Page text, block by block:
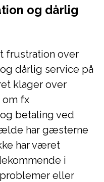
og dårlig
frustration over
dårlig service på
klager over
om fx
betaling ved
har gæsterne
har været
i
eller